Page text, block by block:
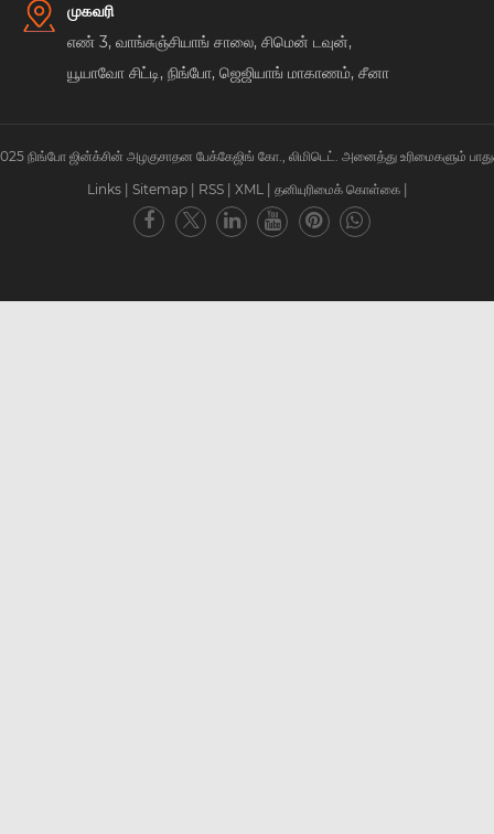
முகவரி
எண் 3, வாங்சுஞ்சியாங் சாலை, சிமென் டவுன்,
யூயாவோ சிட்டி, நிங்போ, ஜெஜியாங் மாகாணம், சீனா
2025 நிங்போ ஜின்க்சின் அழகுசாதன பேக்கேஜிங் கோ., லிமிடெட். அனைத்து உரிமைகளும்
Links
Sitemap RSS XML தனியுரிமைக் கொள்கை